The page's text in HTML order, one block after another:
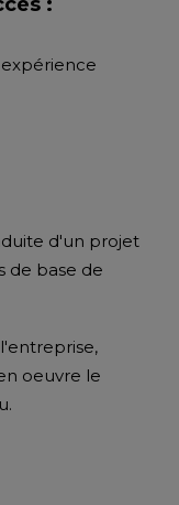
d'un projet
de base de
oeuvre le